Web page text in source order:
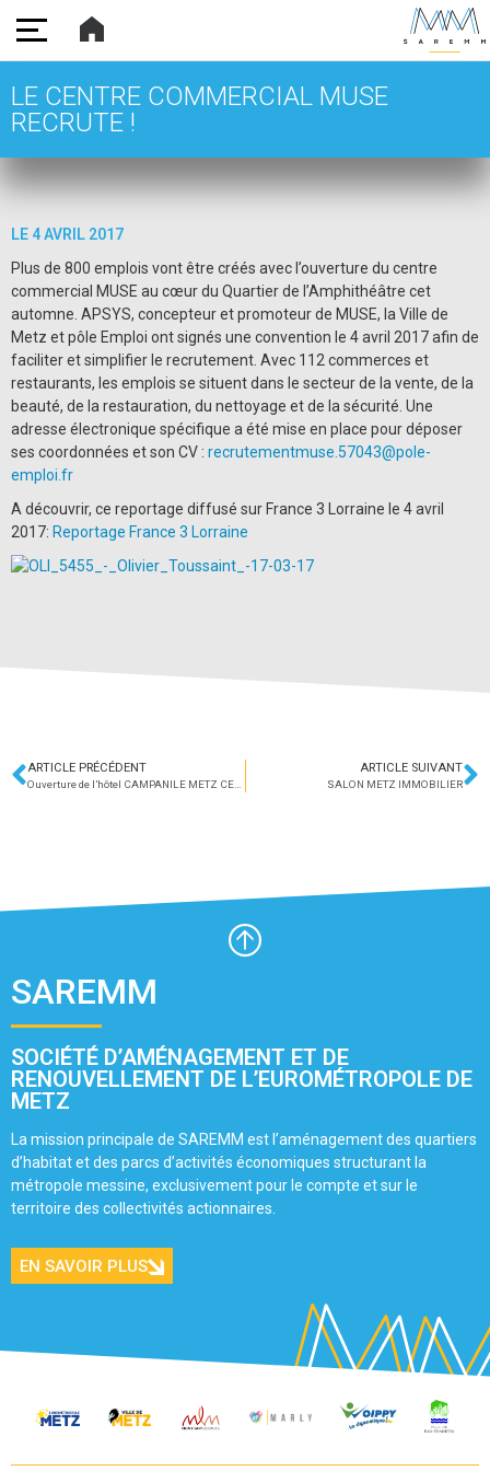
SAREMM
LE CENTRE COMMERCIAL MUSE
RECRUTE !
LE 4 AVRIL 2017
Plus de 800 emplois vont être créés avec l’ouverture du centre
commercial MUSE au cœur du Quartier de l’Amphithéâtre cet
automne. APSYS, concepteur et promoteur de MUSE, la Ville de
Metz et pôle Emploi ont signés une convention le 4 avril 2017 afin de
faciliter et simplifier le recrutement. Avec 112 commerces et
restaurants, les emplois se situent dans le secteur de la vente, de la
beauté, de la restauration, du nettoyage et de la sécurité. Une
adresse électronique spécifique a été mise en place pour déposer
ses coordonnées et son CV : recrutementmuse.57043@pole-
emploi.fr
A découvrir, ce reportage diffusé sur France 3 Lorraine le 4 avril
2017: Reportage France 3 Lorraine
ARTICLE PRÉCÉDENT ARTICLE SUIVANT
SALON METZ IMMOBILIER
SAREMM
SOCIÉTÉ D’AMÉNAGEMENT ET DE
RENOUVELLEMENT DE L’EUROMÉTROPOLE DE
METZ
La mission principale de SAREMM est l’aménagement des quartiers
d’habitat et des parcs d’activités économiques structurant la
métropole messine, exclusivement pour le compte et sur le
territoire des collectivités actionnaires.
EN SAVOIR PLUS